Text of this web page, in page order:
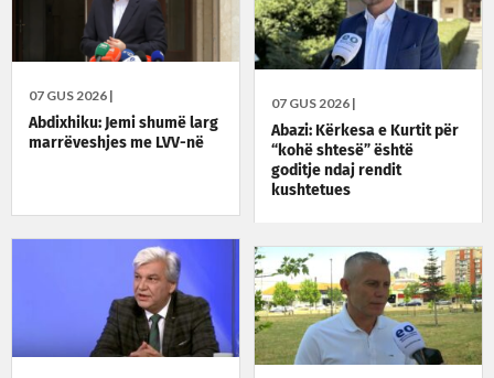
07 GUS 2026 |
Abdixhiku: Jemi shumë larg
marrëveshjes me LVV-në
07 GUS 2026 |
Abazi: Kërkesa e Kurtit për
“kohë shtesë” është
goditje ndaj rendit
kushtetues